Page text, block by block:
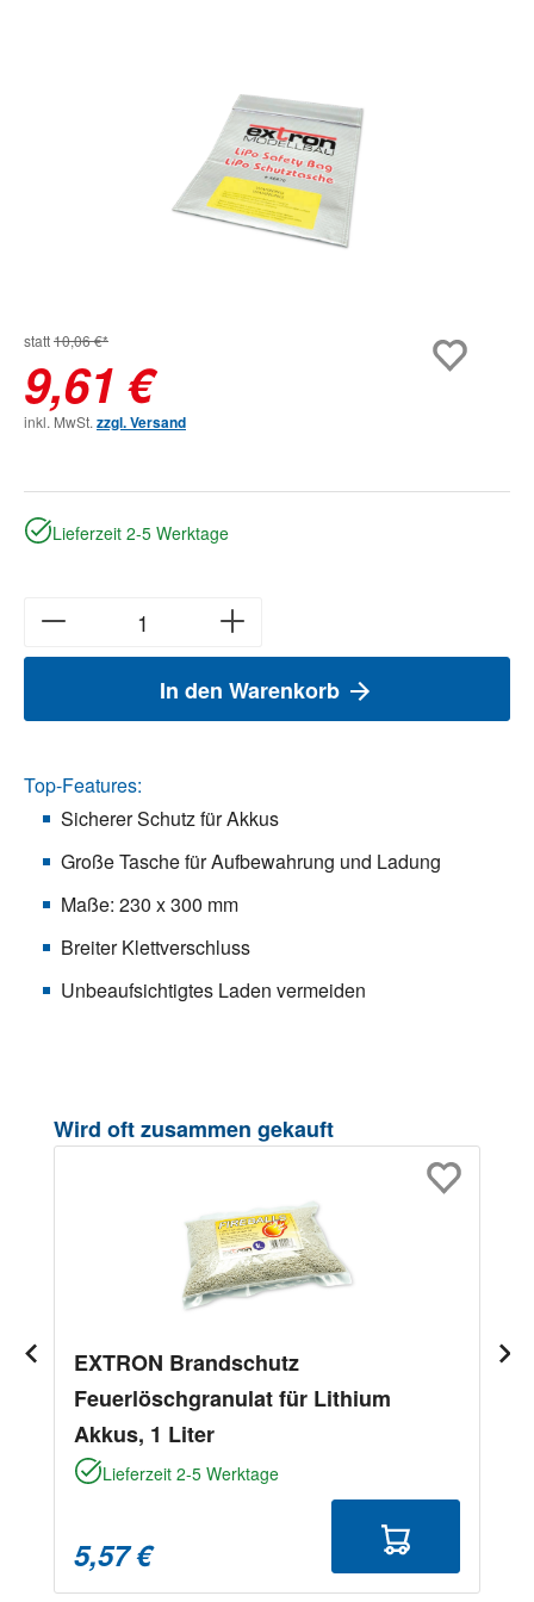
statt10,06 €*
9,61 €
inkl. MwSt. zzgl. Versand
Lieferzeit 2-5 Werktage
In den Warenkorb
Top-Features:
Sicherer Schutz für Akkus
Große Tasche für Aufbewahrung und Ladung
Maße: 230 x 300 mm
Breiter Klettverschluss
Unbeaufsichtigtes Laden vermeiden
Produktgalerie überspringen
Wird oft zusammen gekauft
EXTRON Brandschutz
Feuerlöschgranulat für Lithium
Akkus, 1 Liter
Lieferzeit 2-5 Werktage
5,57 €